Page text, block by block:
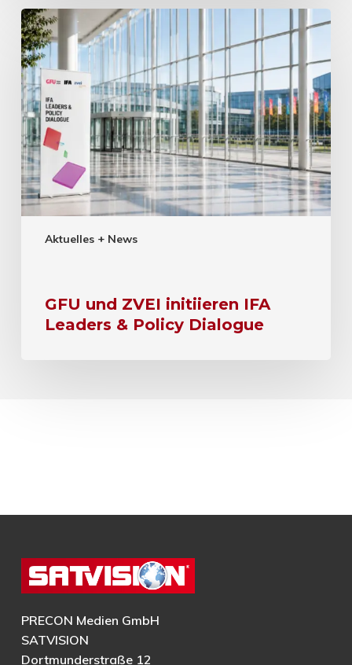
Aktuelles + News
GFU und ZVEI initiieren IFA
Leaders & Policy Dialogue
PRECON Medien GmbH
SATVISION
Dortmunderstraße 12